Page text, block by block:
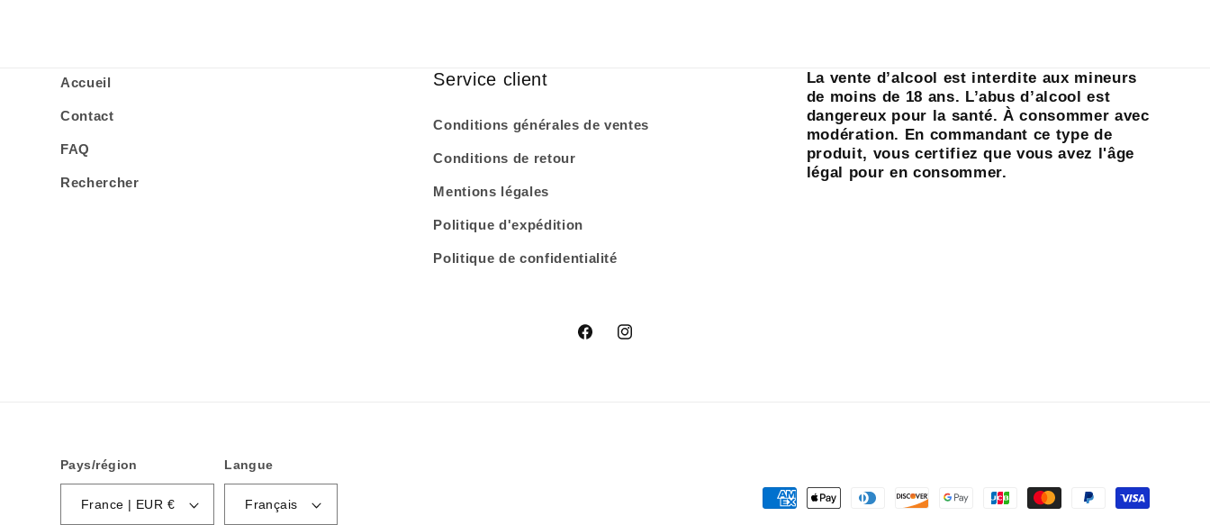
Accueil
Contact
FAQ
Rechercher
Service client
Conditions générales de ventes
Conditions de retour
Mentions légales
Politique d'expédition
Politique de confidentialité
La vente d’alcool est interdite aux mineurs
de moins de 18 ans. L’abus d’alcool est
dangereux pour la santé. À consommer avec
modération. En commandant ce type de
produit, vous certifiez que vous avez l'âge
légal pour en consommer.
FacebookInstagram
Pays/région
France | EUR €
Langue
Français
Moyens